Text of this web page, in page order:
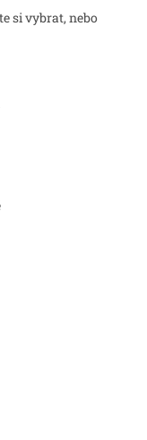
si vybrat, nebo